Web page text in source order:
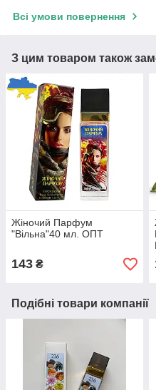
Всі умови повернення
З цим товаром також
Жіночий Парфум
"Вільна"40 мл. ОПТ
143 ₴
Подібні товари компанії